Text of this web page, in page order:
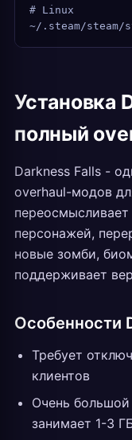
# Linux
~/.steam/steam/
Установка
полный
Darkness Falls -
overhaul-модов
персонажей,
новые зомби,
поддерживает
Особенности
Требует
клиентов
Очень
занимает 1-3